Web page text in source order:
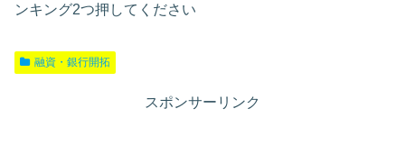
ンキング2つ押してください
融資・銀行開拓
スポンサーリンク